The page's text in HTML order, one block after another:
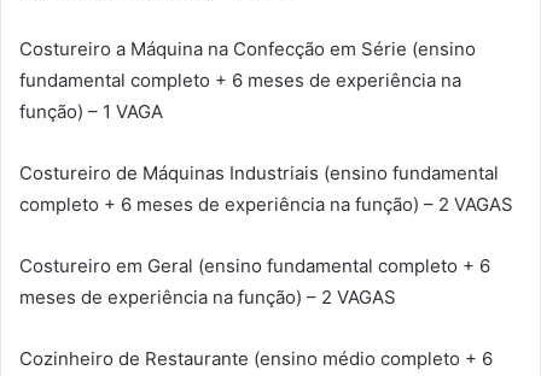
Costureiro a Máquina na Confecção em Série (ensino
fundamental completo + 6 meses de experiência na
função) – 1 VAGA
Costureiro de Máquinas Industriais (ensino fundamental
completo + 6 meses de experiência na função) – 2 VAGAS
Costureiro em Geral (ensino fundamental completo + 6
meses de experiência na função) – 2 VAGAS
Cozinheiro de Restaurante (ensino médio completo + 6